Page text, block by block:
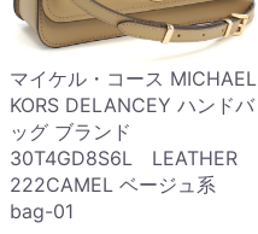
マイケル・コース MICHAEL
KORS DELANCEY ハンドバ
ッグ ブランド
30T4GD8S6L LEATHER
222CAMEL ベージュ系
bag-01